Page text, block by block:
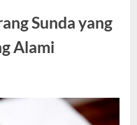
Sunda yang
Alami